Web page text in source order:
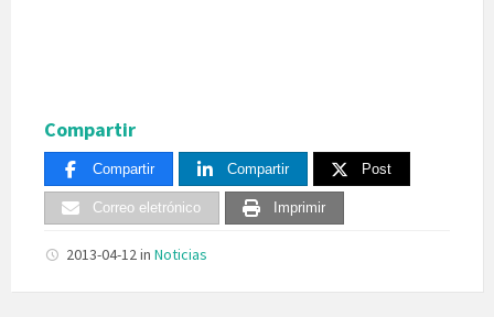
Compartir
Compartir Compartir Post
Correo eletrónico Imprimir
2013-04-12in Noticias